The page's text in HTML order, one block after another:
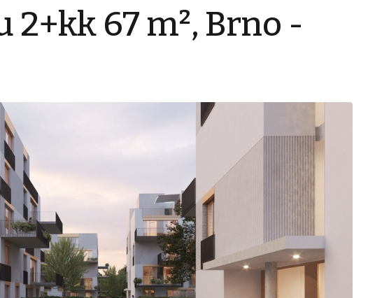
2+kk 67 m², Brno -